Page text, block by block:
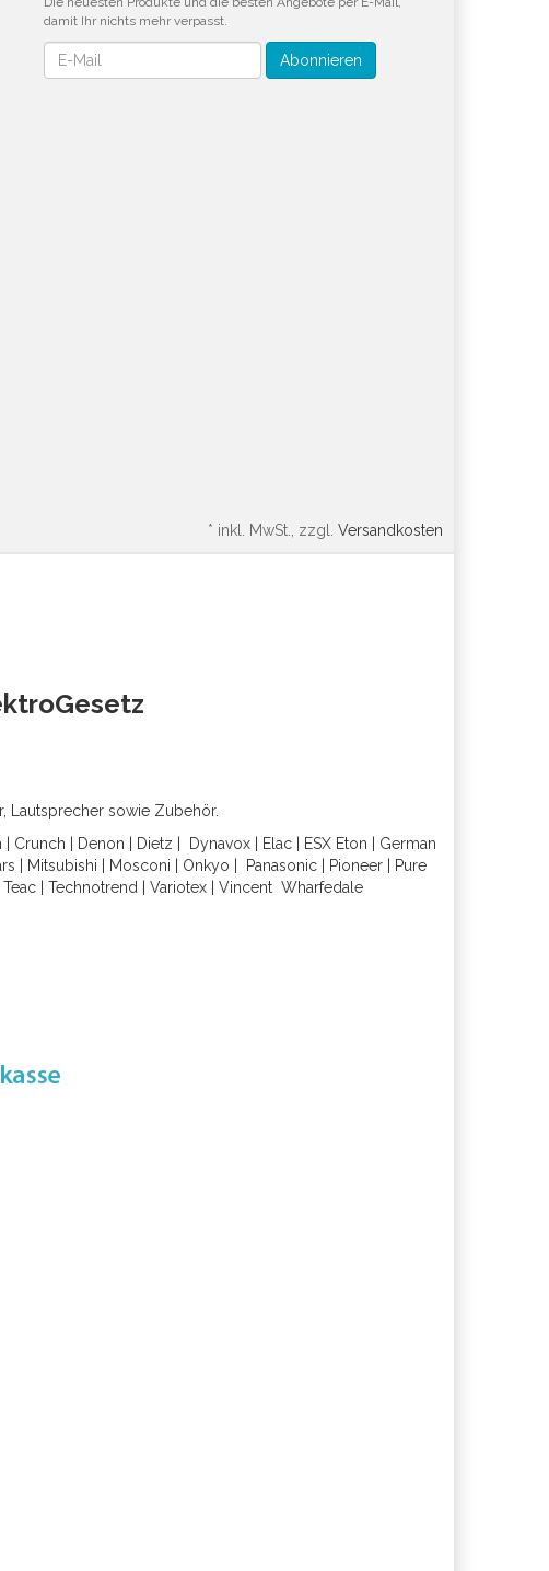
damit Ihr nichts mehr verpasst.
Newsletter Abonnieren
* inkl. MwSt., zzgl. Versandkosten
Lautsprecher sowie Zubehör.
Crunch Denon Dietz Dynavox Elac ESX Eton
German
Mitsubishi Mosconi Onkyo Panasonic| Pioneer|
Pure
Teac Technotrend Variotex Vincent Wharfedal e